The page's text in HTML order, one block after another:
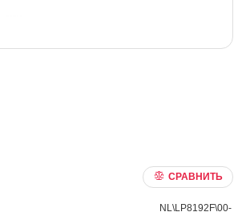
СРАВНИТЬ
NL\LP8192F\00-